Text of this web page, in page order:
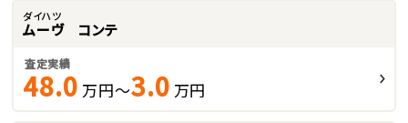
ダイハツ
ムーヴ コンテ
査定実績
48.0 万円～3.0 万円